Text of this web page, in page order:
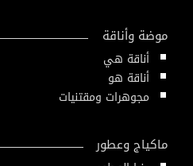
موضة وأناقة
أناقة هي
أناقة هو
مجوهرات ومقتنيات
ماكياج وعطور